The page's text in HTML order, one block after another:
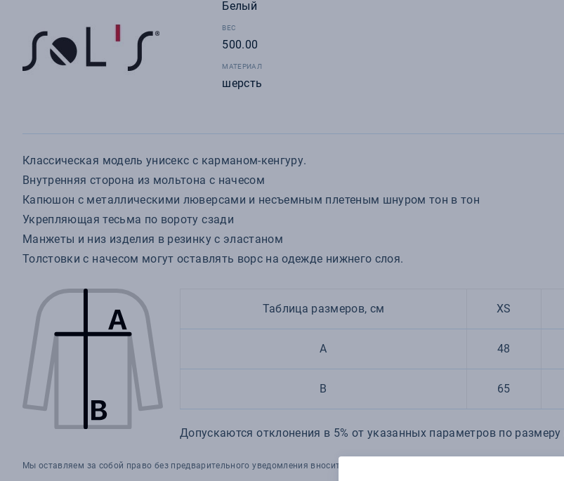
Белый
ВЕС
500.00
МАТЕРИАЛ
шерсть
Классическая модель унисекс с карманом-кенгуру.
Внутренняя сторона из мольтона с начесом
Капюшон с металлическими люверсами и несъемным плетеным шнуром тон в тон
Укрепляющая тесьма по вороту сзади
Манжеты и низ изделия в резинку с эластаном
Толстовки с начесом могут оставлять ворс на одежде нижнего слоя.
Таблица размеров, см XS
A 48
B 65
Допускаются отклонения в 5% от указанных параметров по размеру
Мы оставляем за собой право без предварительного уведомления вносить изменения в технические параметры товара, его